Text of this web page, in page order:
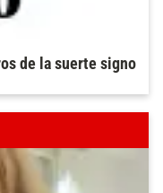
de la suerte signo